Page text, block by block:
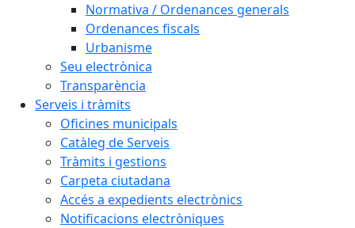
Normativa / Ordenances generals
Ordenances fiscals
Urbanisme
Seu electrònica
Transparència
Serveis i tràmits
Oficines municipals
Catàleg de Serveis
Tràmits i gestions
Carpeta ciutadana
Accés a expedients electrònics
Notificacions electròniques